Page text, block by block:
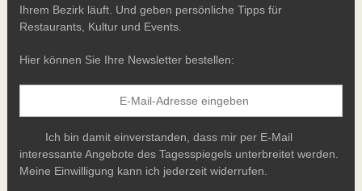
Ihrem Bezirk läuft. Und geben persönliche Tipps für
Restaurants, Kultur und Events.
Hier können Sie Ihre Newsletter bestellen:
Ich bin damit einverstanden, dass mir per E-Mail
interessante Angebote des Tagesspiegels unterbreitet werden.
Meine Einwilligung kann ich jederzeit widerrufen.